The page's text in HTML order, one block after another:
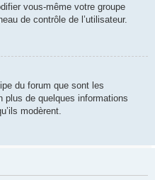
vous-même votre groupe
de contrôle de l’utilisateur.
du forum que sont les
plus de quelques informations
modèrent.